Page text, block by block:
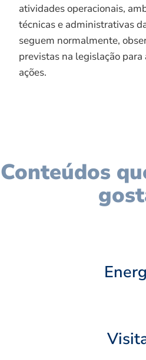
atividades operacionais,
técnicas e administrativas
seguem normalmente,
previstas na legislação
ações.
Conteúdos